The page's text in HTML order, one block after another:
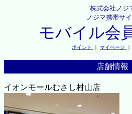
株式会社ノジ
ノジマ携帯サイ
モバイル会
ポイント ｜ マイページ ｜
店舗情報
イオンモールむさし村山店